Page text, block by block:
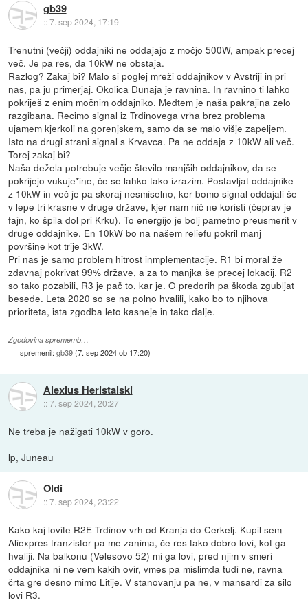
gb39
::7. sep 2024, 17:19
Trenutni (večji) oddajniki ne oddajajo z močjo 500W, ampak precej
več. Je pa res, da 10kW ne obstaja.
Razlog? Zakaj bi? Malo si poglej mreži oddajnikov v Avstriji in pri
nas, pa ju primerjaj. Okolica Dunaja je ravnina. In ravnino ti lahko
pokriješ z enim močnim oddajniko. Medtem je naša pakrajina zelo
razgibana. Recimo signal iz Trdinovega vrha brez problema
ujamem kjerkoli na gorenjskem, samo da se malo višje zapeljem.
Isto na drugi strani signal s Krvavca. Pa ne oddaja z 10kW ali več.
Torej zakaj bi?
Naša dežela potrebuje večje število manjših oddajnikov, da se
pokrijejo vukuje*ine, če se lahko tako izrazim. Postavljat oddajnike
z 10kW in več je pa skoraj nesmiselno, ker bomo signal oddajali še
v lepe tri krasne v druge države, kjer nam nič ne koristi (čeprav je
fajn, ko špila dol pri Krku). To energijo je bolj pametno preusmerit v
druge oddajnike. En 10kW bo na našem reliefu pokril manj
površine kot trije 3kW.
Pri nas je samo problem hitrost inmplementacije. R1 bi moral že
zdavnaj pokrivat 99% države, a za to manjka še precej lokacij. R2
so tako pozabili, R3 je pač to, kar je. O predorih pa škoda zgubljat
besede. Leta 2020 so se na polno hvalili, kako bo to njihova
prioriteta, ista zgodba leto kasneje in tako dalje.
Zgodovina sprememb…
spremenil:gb39(7. sep 2024 ob 17:20)
Alexius Heristalski
::7. sep 2024, 20:27
Ne treba je nažigati 10kW v goro.
lp, Juneau
Oldi
::7. sep 2024, 23:22
Kako kaj lovite R2E Trdinov vrh od Kranja do Cerkelj. Kupil sem
Aliexpres tranzistor pa me zanima, če res tako dobro lovi, kot ga
hvaliji. Na balkonu (Velesovo 52) mi ga lovi, pred njim v smeri
oddajnika ni ne vem kakih ovir, vmes pa mislimda tudi ne, ravna
črta gre desno mimo Litije. V stanovanju pa ne, v mansardi za silo
lovi R3.